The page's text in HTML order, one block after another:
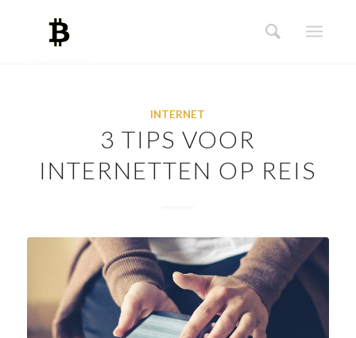
INTERNET
3 TIPS VOOR
INTERNETTEN OP REIS